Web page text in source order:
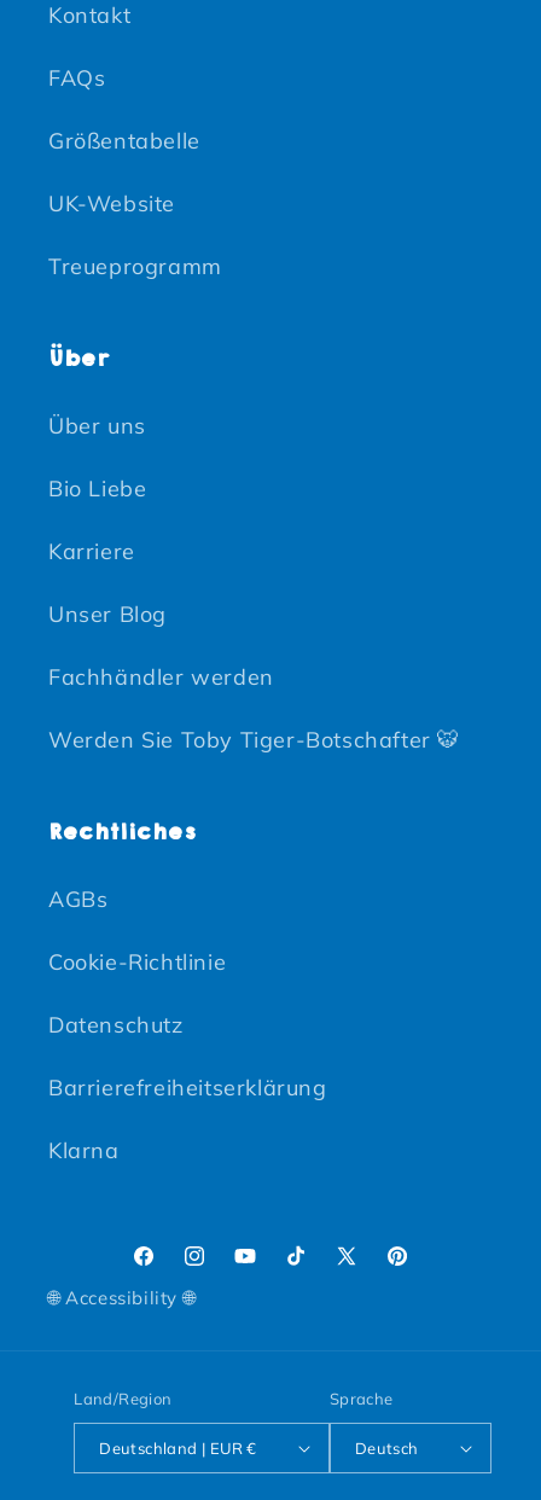
Kontakt
FAQs
Größentabelle
UK-Website
Treueprogramm
Über
Über uns
Bio Liebe
Karriere
Unser Blog
Fachhändler werden
Werden Sie Toby Tiger-Botschafter 🐯
Rechtliches
AGBs
Cookie-Richtlinie
Datenschutz
Barrierefreiheitserklärung
Klarna
FacebookInstagram
YouTubeTikTokX (Twitter)
Pinterest
🌐 Accessibility 🌐
Land/Region
Deutschland | EUR €
Sprache
Deutsch